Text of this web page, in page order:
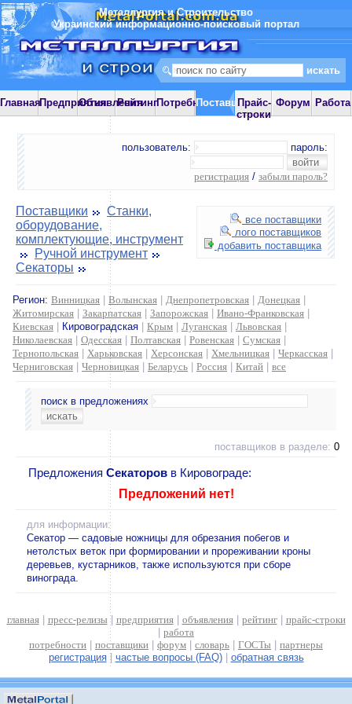
Металлургия и Строительство
Украинский информационно-поисковый портал
ГлавнаяПредприятияОбъявления
РейтингПотребностиПоставщики
Прайс-
строки
Форум Работа
пользователь: пароль:
регистрация / забыли пароль?
все поставщики
лого поставщиков
добавить поставщика
Поставщики
Станки,
оборудование,
комплектующие, инструмент
Ручной инструмент
Секаторы
Регион: Винницкая Волынская Днепропетровская Донецкая
Житомирская
Закарпатская Запорожская Ивано-Франковская
Киевская
Кировоградская Крым Луганская Львовская
Николаевская
Одесская Полтавская Ровенская Сумская
Тернопольская
Харьковская Херсонская Хмельницкая Черкасская
Черниговская
Черновицкая Беларусь Россия Китай все
поиск в предложениях
поставщиков в разделе: 0
Предложения Секаторов в Кировограде:
Предложений нет!
для информации:
Секатор — садовые ножницы для обрезания побегов и
нетолстых веток при формировании и прореживании кроны
деревьев, кустарников, также используются при сборе
винограда.
главная| пресс-релизы | предприятия| объявления| рейтинг| прайс-строки
работа
потребности
поставщики форум словарь ГОСТы
партнеры
регистрация| частые вопросы (FAQ)| обратная связь